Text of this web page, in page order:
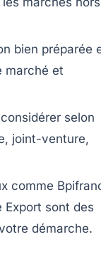
bien préparée
marché et
selon
joint-venture,
comme
Export sont des
démarche.